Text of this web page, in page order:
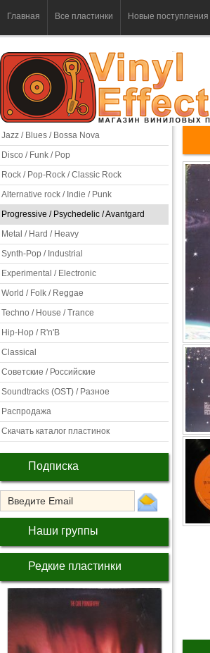
Главная Все пластинки Новые поступления
Jazz / Blues / Bossa Nova
Disco / Funk / Pop
Rock / Pop-Rock / Classic Rock
Alternative rock / Indie / Punk
Progressive / Psychedelic / Avantgard
Metal / Hard / Heavy
Synth-Pop / Industrial
Experimental / Electronic
World / Folk / Reggae
Techno / House / Trance
Hip-Hop / R'n'B
Classical
Советские / Российские
Soundtracks (OST) / Разное
Распродажа
Скачать каталог пластинок
Подписка
Наши группы
Редкие пластинки